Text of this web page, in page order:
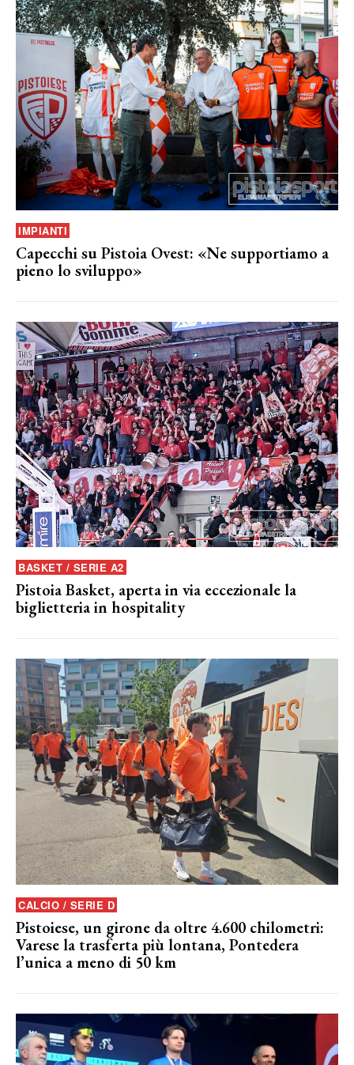
IMPIANTI
Capecchi su Pistoia Ovest: «Ne supportiamo a
pieno lo sviluppo»
BASKET / SERIE A2
Pistoia Basket, aperta in via eccezionale la
biglietteria in hospitality
CALCIO / SERIE D
Pistoiese, un girone da oltre 4.600 chilometri:
Varese la trasferta più lontana, Pontedera
l’unica a meno di 50 km